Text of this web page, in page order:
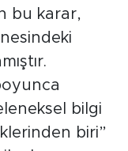
bu karar,
bilgi
biri”